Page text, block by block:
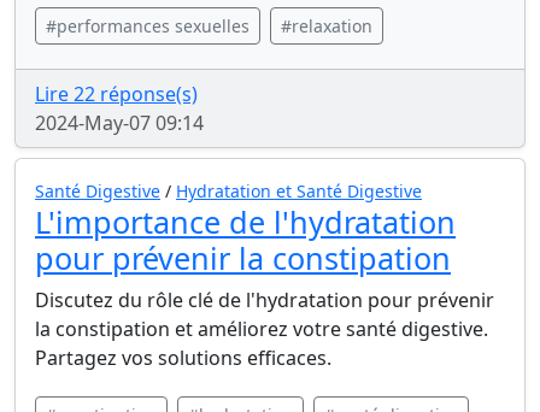
#performances sexuelles #relaxation
Lire 22 réponse(s)
2024-May-07 09:14
Santé Digestive / Hydratation et Santé Digestive
L'importance de l'hydratation
pour prévenir la constipation
Discutez du rôle clé de l'hydratation pour prévenir
la constipation et améliorez votre santé digestive.
Partagez vos solutions efficaces.